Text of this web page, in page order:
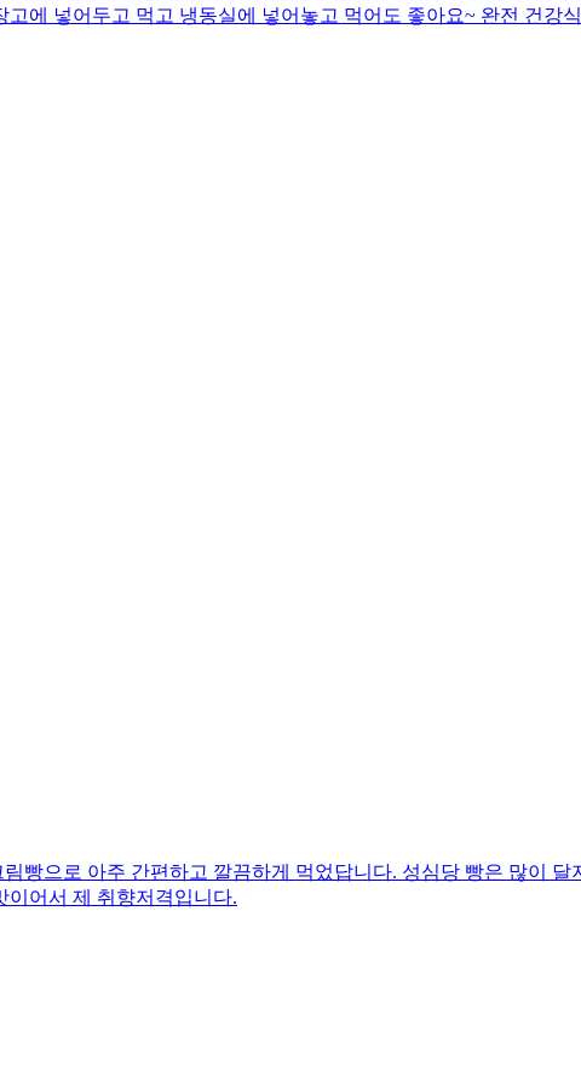
에 넣어두고 먹고 냉동실에 넣어놓고 먹어도 좋아요~ 완전 건강
빵으로 아주 간편하고 깔끔하게 먹었답니다. 성심당 빵은 많이
이어서 제 취향저격입니다.